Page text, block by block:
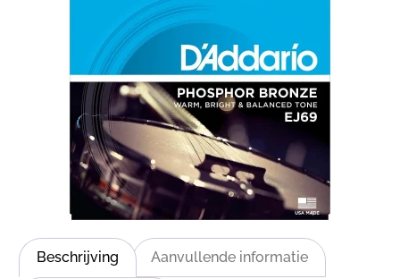
Beschrijving Aanvullende informatie